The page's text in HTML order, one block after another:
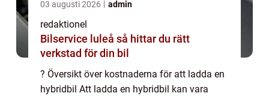
03 augusti 2026 admin
redaktionel
Bilservice luleå så hittar du rätt
verkstad för din bil
? Översikt över kostnaderna för att ladda en
hybridbil Att ladda en hybridbil kan vara